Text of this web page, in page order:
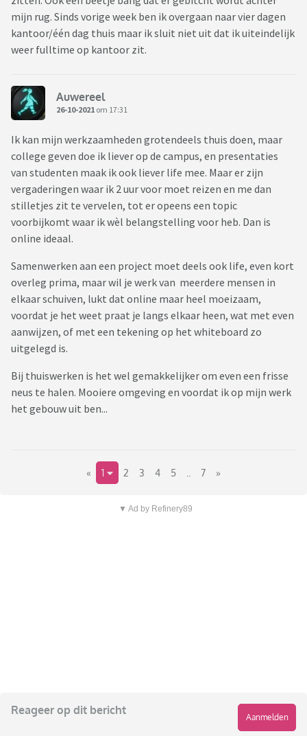
mijn rug. Sinds vorige week ben ik overgaan naar vier dagen
kantoor/één dag thuis maar ik sluit niet uit dat ik uiteindelijk
weer fulltime op kantoor zit.
Auwereel
26-10-2021 om 17:31
Ik kan mijn werkzaamheden grotendeels thuis doen, maar
college geven doe ik liever op de campus, en presentaties
van studenten maak ik ook liever life mee. Maar er zijn
vergaderingen waar ik 2 uur voor moet reizen en me dan
stilletjes zit te vervelen, tot er opeens een topic
voorbijkomt waar ik wèl belangstelling voor heb. Dan is
online ideaal.
Samenwerken aan een project moet deels ook life, even kort
overleg prima, maar wil je werk van meerdere mensen in
elkaar schuiven, lukt dat online maar heel moeizaam,
voordat je het weet praat je langs elkaar heen, wat met even
aanwijzen, of met een tekening op het whiteboard zo
uitgelegd is.
Bij thuiswerken is het wel gemakkelijker om even een frisse
neus te halen. Mooiere omgeving en voordat ik op mijn werk
het gebouw uit ben...
« 1 2 3 4 5 7 »
▼ Ad by Refinery89
Reageer op dit bericht
Aanmelden